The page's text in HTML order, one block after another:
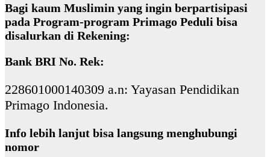
Bagi kaum Muslimin yang ingin berpartisipasi
pada Program-program Primago Peduli bisa
disalurkan di Rekening:
Bank BRI No. Rek:
228601000140309 a.n: Yayasan Pendidikan
Primago Indonesia.
Info lebih lanjut bisa langsung menghubungi
nomor